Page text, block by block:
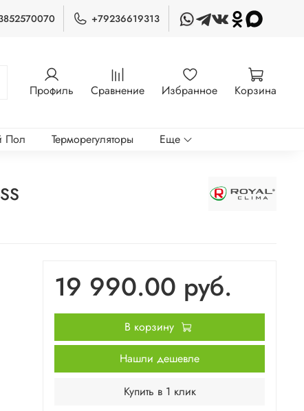
+79236619313
Профиль Сравнение Избранное Корзина
Пол Терморегуляторы
Еще
19 990.00 руб.
В корзину
Нашли дешевле
Купить в 1 клик